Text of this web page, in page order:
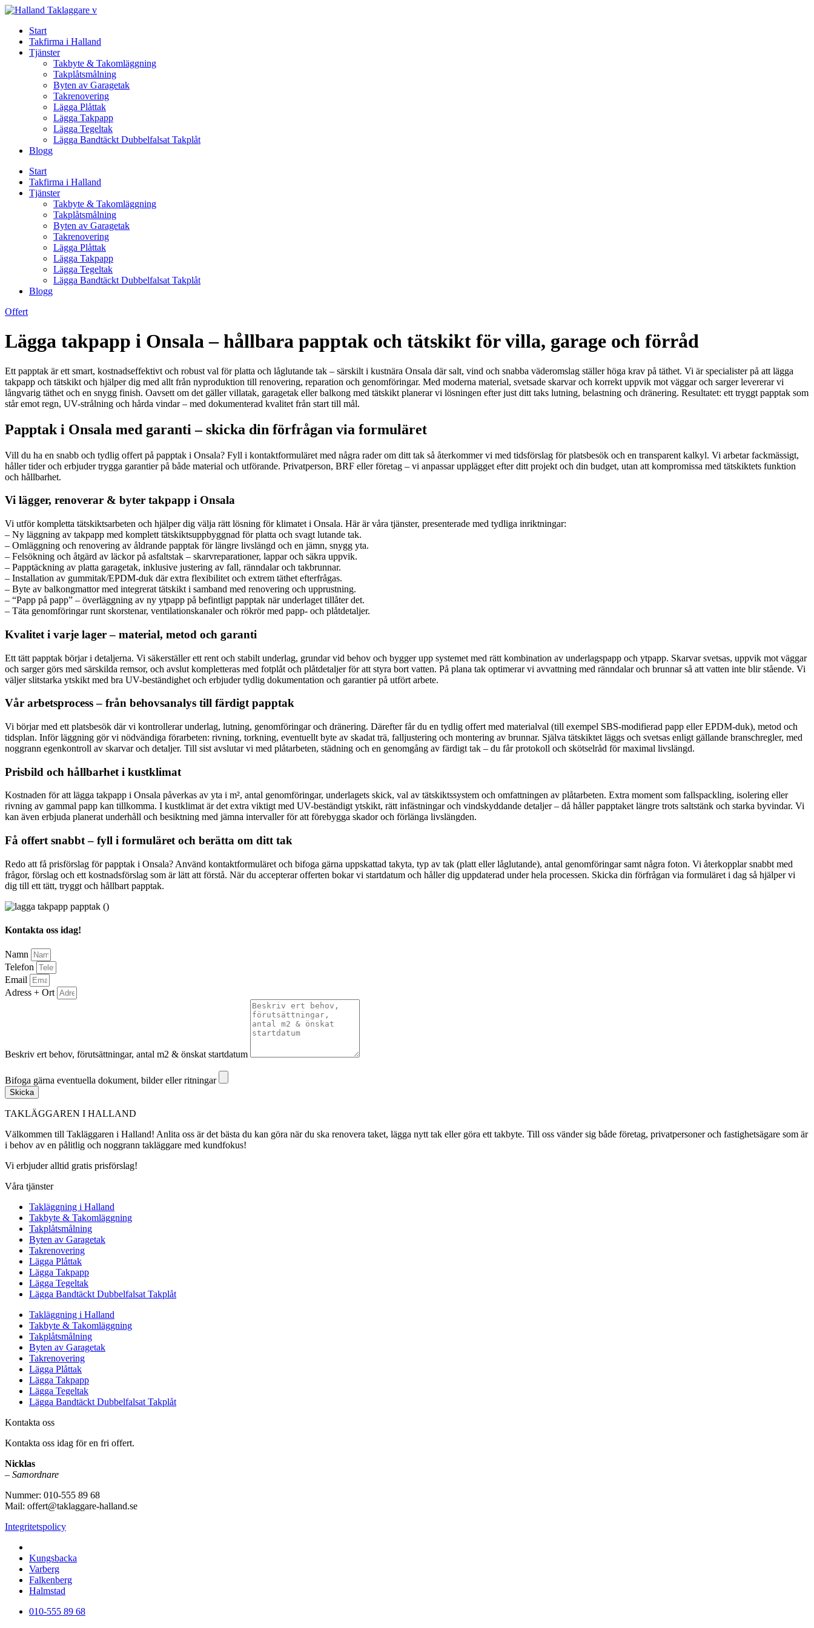
Skip
contentStart
Takfirma i Halland
Tjänster
Takbyte & Takomläggning
Takplåtsmålning
Byten av Garagetak
Takrenovering
Lägga Plåttak
Lägga Takpapp
Lägga Tegeltak
Lägga Bandtäckt Dubbelfalsat Takplåt
Blogg
Start
Takfirma i Halland
Tjänster
Takbyte & Takomläggning
Takplåtsmålning
Byten av Garagetak
Takrenovering
Lägga Plåttak
Lägga Takpapp
Lägga Tegeltak
Lägga Bandtäckt Dubbelfalsat Takplåt
Blogg
Offert
Lägga takpapp i Onsala – hållbara papptak och tätskikt för villa, garage och förråd
Ett papptak är ett smart, kostnadseffektivt och robust val för platta och låglutande tak – särskilt i kustnära Onsala där salt, vind och snabba väderomslag ställer höga krav på täthet. Vi är specialister på att lägga
takpapp och tätskikt och hjälper dig med allt från nyproduktion till renovering, reparation och genomföringar. Med moderna material, svetsade skarvar och korrekt uppvik mot väggar och sarger levererar vi
långvarig täthet och en snygg finish. Oavsett om det gäller villatak, garagetak eller balkong med tätskikt planerar vi lösningen efter just ditt taks lutning, belastning och dränering. Resultatet: ett tryggt papptak som
står emot regn, UV-strålning och hårda vindar – med dokumenterad kvalitet från start till mål.
Papptak i Onsala med garanti – skicka din förfrågan via formuläret
Vill du ha en snabb och tydlig offert på papptak i Onsala? Fyll i kontaktformuläret med några rader om ditt tak så återkommer vi med tidsförslag för platsbesök och en transparent kalkyl. Vi arbetar fackmässigt,
håller tider och erbjuder trygga garantier på både material och utförande. Privatperson, BRF eller företag – vi anpassar upplägget efter ditt projekt och din budget, utan att kompromissa med tätskiktets funktion
och hållbarhet.
Vi lägger, renoverar & byter takpapp i Onsala
Vi utför kompletta tätskiktsarbeten och hjälper dig välja rätt lösning för klimatet i Onsala. Här är våra tjänster, presenterade med tydliga inriktningar:
– Ny läggning av takpapp med komplett tätskiktsuppbyggnad för platta och svagt lutande tak.
– Omläggning och renovering av åldrande papptak för längre livslängd och en jämn, snygg yta.
– Felsökning och åtgärd av läckor på asfaltstak – skarvreparationer, lappar och säkra uppvik.
– Papptäckning av platta garagetak, inklusive justering av fall, ränndalar och takbrunnar.
– Installation av gummitak/EPDM-duk där extra flexibilitet och extrem täthet efterfrågas.
– Byte av balkongmattor med integrerat tätskikt i samband med renovering och upprustning.
– “Papp på papp” – överläggning av ny ytpapp på befintligt papptak när underlaget tillåter det.
– Täta genomföringar runt skorstenar, ventilationskanaler och rökrör med papp- och plåtdetaljer.
Kvalitet i varje lager – material, metod och garanti
Ett tätt papptak börjar i detaljerna. Vi säkerställer ett rent och stabilt underlag, grundar vid behov och bygger upp systemet med rätt kombination av underlagspapp och ytpapp. Skarvar svetsas, uppvik mot väggar
och sarger görs med särskilda remsor, och avslut kompletteras med fotplåt och plåtdetaljer för att styra bort vatten. På plana tak optimerar vi avvattning med ränndalar och brunnar så att vatten inte blir stående. Vi
väljer slitstarka ytskikt med bra UV-beständighet och erbjuder tydlig dokumentation och garantier på utfört arbete.
Vår arbetsprocess – från behovsanalys till färdigt papptak
Vi börjar med ett platsbesök där vi kontrollerar underlag, lutning, genomföringar och dränering. Därefter får du en tydlig offert med materialval (till exempel SBS-modifierad papp eller EPDM-duk), metod och
tidsplan. Inför läggning gör vi nödvändiga förarbeten: rivning, torkning, eventuellt byte av skadat trä, falljustering och montering av brunnar. Själva tätskiktet läggs och svetsas enligt gällande branschregler, med
noggrann egenkontroll av skarvar och detaljer. Till sist avslutar vi med plåtarbeten, städning och en genomgång av färdigt tak – du får protokoll och skötselråd för maximal livslängd.
Prisbild och hållbarhet i kustklimat
Kostnaden för att lägga takpapp i Onsala påverkas av yta i m², antal genomföringar, underlagets skick, val av tätskiktssystem och omfattningen av plåtarbeten. Extra moment som fallspackling, isolering eller
rivning av gammal papp kan tillkomma. I kustklimat är det extra viktigt med UV-beständigt ytskikt, rätt infästningar och vindskyddande detaljer – då håller papptaket längre trots saltstänk och starka byvindar. Vi
kan även erbjuda planerat underhåll och besiktning med jämna intervaller för att förebygga skador och förlänga livslängden.
Få offert snabbt – fyll i formuläret och berätta om ditt tak
Redo att få prisförslag för papptak i Onsala? Använd kontaktformuläret och bifoga gärna uppskattad takyta, typ av tak (platt eller låglutande), antal genomföringar samt några foton. Vi återkopplar snabbt med
frågor, förslag och ett kostnadsförslag som är lätt att förstå. När du accepterar offerten bokar vi startdatum och håller dig uppdaterad under hela processen. Skicka din förfrågan via formuläret i dag så hjälper vi
dig till ett tätt, tryggt och hållbart papptak.
Kontakta oss idag!
Namn
Telefon
Email
Adress + Ort
Beskriv ert behov, förutsättningar, antal m2 & önskat startdatum
Bifoga gärna eventuella dokument, bilder eller ritningar
Skicka
TAKLÄGGAREN I HALLAND
Välkommen till Takläggaren i Halland! Anlita oss är det bästa du kan göra när du ska renovera taket, lägga nytt tak eller göra ett takbyte. Till oss vänder sig både företag, privatpersoner och fastighetsägare som är
i behov av en pålitlig och noggrann takläggare med kundfokus!
Vi erbjuder alltid gratis prisförslag!
Våra tjänster
Takläggning i Halland
Takbyte & Takomläggning
Takplåtsmålning
Byten av Garagetak
Takrenovering
Lägga Plåttak
Lägga Takpapp
Lägga Tegeltak
Lägga Bandtäckt Dubbelfalsat Takplåt
Takläggning i Halland
Takbyte & Takomläggning
Takplåtsmålning
Byten av Garagetak
Takrenovering
Lägga Plåttak
Lägga Takpapp
Lägga Tegeltak
Lägga Bandtäckt Dubbelfalsat Takplåt
Kontakta oss
Kontakta oss idag för en fri offert.
Nicklas
– Samordnare
Nummer: 010-555 89 68
Mail: offert@taklaggare-halland.se
Integritetspolicy
Kungsbacka
Varberg
Falkenberg
Halmstad
010-555 89 68